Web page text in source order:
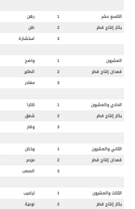
التاسع عشر 1 رهن
بكارإنتاج قطر 2 ظن
3
استشارة
العشرون 1 واضح
قعدانإنتاج قطر 2 الطاير
3
مغادر
الحادي والعشرون 1 كتارا
بكارإنتاج قطر 2 شفق
3
وقار
الثاني والعشرون 1 وذنان
قعدانإنتاج قطر 2 مزحم
3
الصعب
الثالث والعشرون 1 تراحيب
بكارإنتاج قطر 2 نوعية